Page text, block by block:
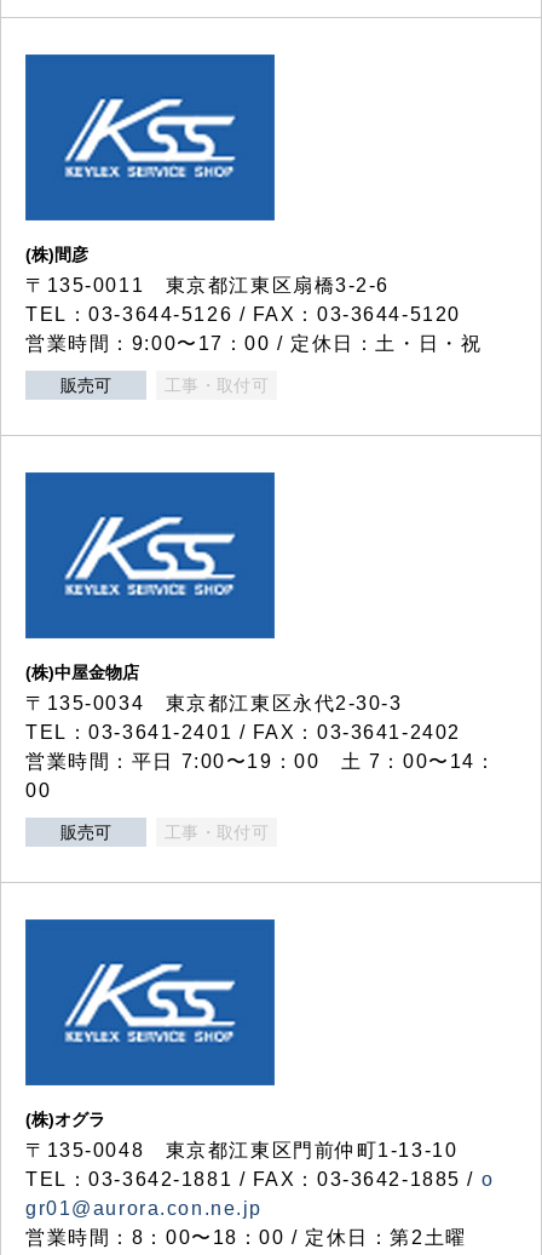
(株)間彦
〒135-0011 東京都江東区扇橋3-2-6
TEL：03-3644-5126 / FAX：03-3644-5120
営業時間：9:00〜17：00 / 定休日：土・日・祝
販売可 工事・取付可
(株)中屋金物店
〒135-0034 東京都江東区永代2-30-3
TEL：03-3641-2401 / FAX：03-3641-2402
営業時間：平日 7:00〜19：00 土 7：00〜14：
00
販売可 工事・取付可
(株)オグラ
〒135-0048 東京都江東区門前仲町1-13-10
TEL：03-3642-1881 / FAX：03-3642-1885 / o
gr01@aurora.con.ne.jp
営業時間：8：00〜18：00 / 定休日：第2土曜